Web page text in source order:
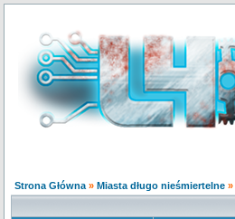
Strona Główna » Miasta długo nieśmiertelne »